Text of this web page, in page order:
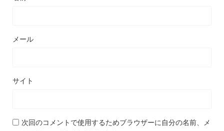
メール
サイト
次回のコメントで使用するためブラウザーに自分の名前、メ